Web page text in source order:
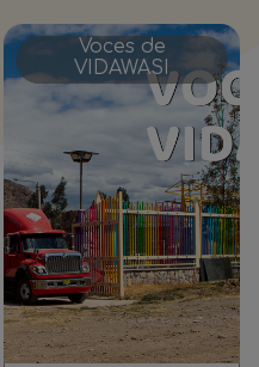
Voces de
VIDAWASI